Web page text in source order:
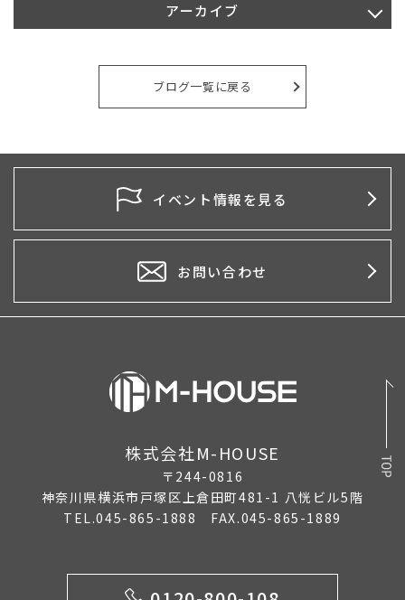
アーカイブ
2026年4月
2026年1月
2025年10月
2025年5月
2025年4月
2025年1月
2024年11月
2024年5月
2024年2月
2024年1月
ブログ一覧に戻る
イベント情報を見る
お問い合わせ
株式会社M-HOUSE
〒244-0816
神奈川県横浜市戸塚区上倉田町481-1 八恍ビル5階
TEL.045-865-1888 FAX.045-865-1889